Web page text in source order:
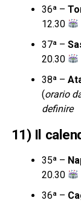
36ª –
12.30
37ª –
20.30
38ª –
(orario
definire
11) Il
35ª –
20.30
36ª –